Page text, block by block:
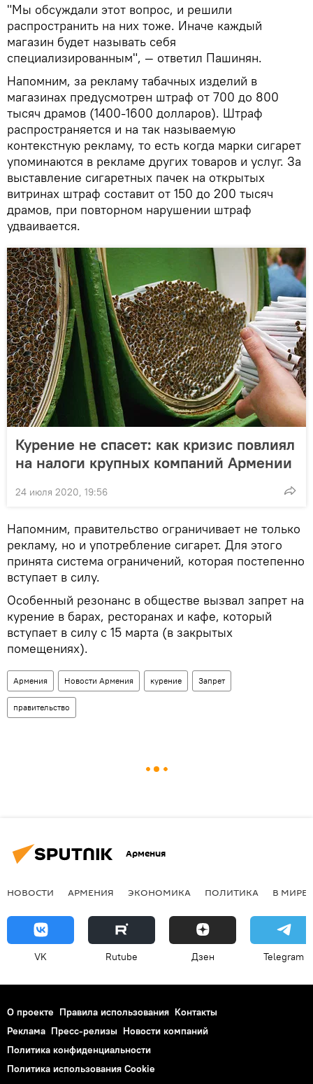
"Мы обсуждали этот вопрос, и решили
распространить на них тоже. Иначе каждый
магазин будет называть себя
специализированным", — ответил Пашинян.
Напомним, за рекламу табачных изделий в
магазинах предусмотрен штраф от 700 до 800
тысяч драмов (1400-1600 долларов). Штраф
распространяется и на так называемую
контекстную рекламу, то есть когда марки сигарет
упоминаются в рекламе других товаров и услуг. За
выставление сигаретных пачек на открытых
витринах штраф составит от 150 до 200 тысяч
драмов, при повторном нарушении штраф
удваивается.
Курение не спасет: как кризис повлиял
на налоги крупных компаний Армении
24 июля 2020, 19:56
Напомним, правительство ограничивает не только
рекламу, но и употребление сигарет. Для этого
принята система ограничений, которая постепенно
вступает в силу.
Особенный резонанс в обществе вызвал запрет на
курение в барах, ресторанах и кафе, который
вступает в силу с 15 марта (в закрытых
помещениях).
Армения Новости Армения курение Запрет
правительство
Армения
НОВОСТИ АРМЕНИЯ ЭКОНОМИКА ПОЛИТИКА В МИРЕ
VK Rutube Дзен Telegram
О проекте Правила использования Контакты
Реклама Пресс-релизы Новости компаний
Политика конфиденциальности
Политика использования Cookie